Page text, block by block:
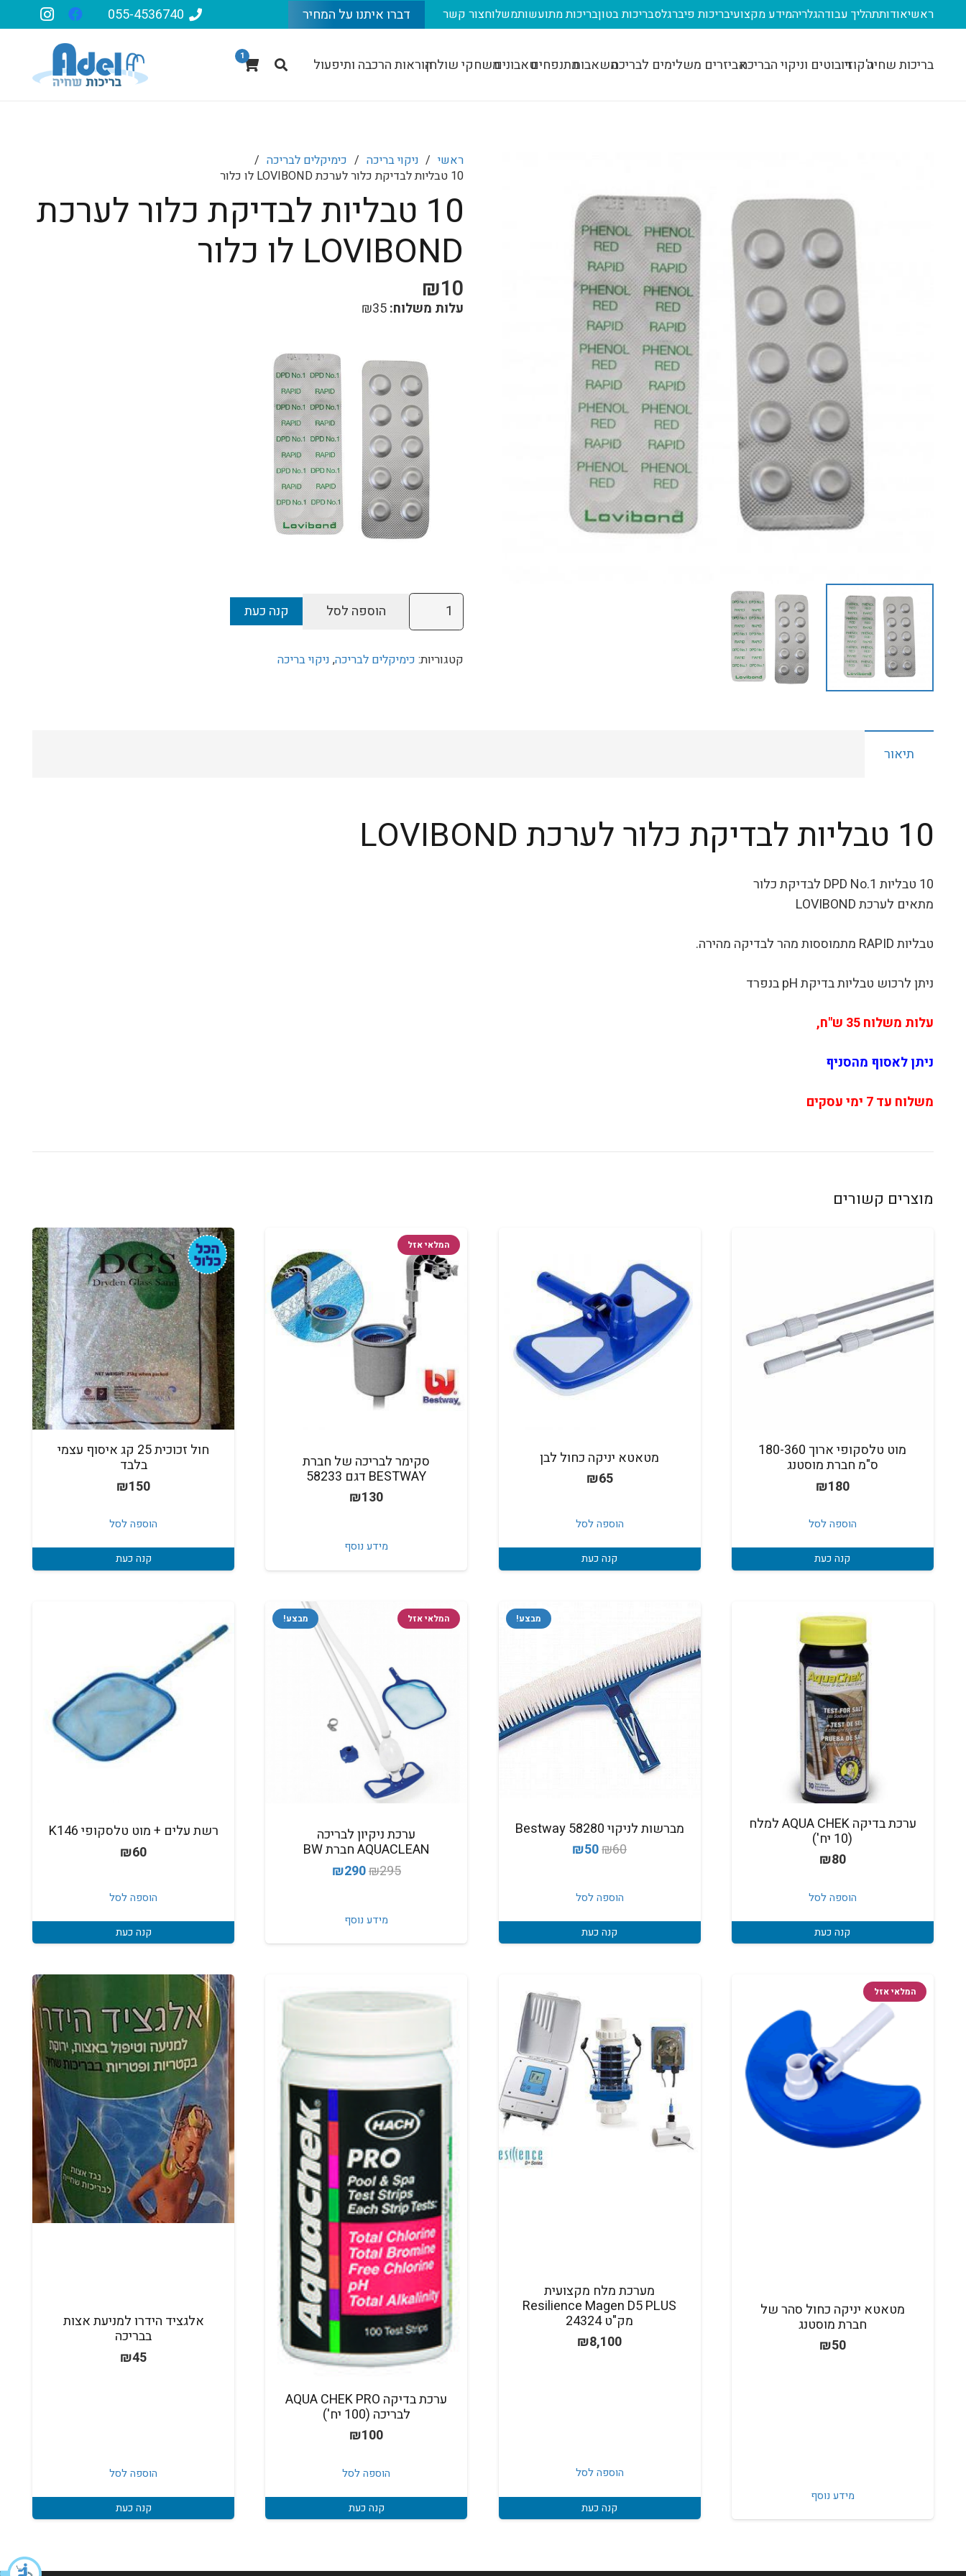
ראשיאודותתהליך עבודהגלריהמידע מקצועיבריכות פיברגלסבריכות בטוןבריכות מתועשותמשלוחצור קשר דברו איתנו על המחיר 055-4536740
בריכות שחיהג'קוזירובוטים וניקוי הבריכהאביזרים משלימים לבריכהמשאבותמתנפחיםטאבוניםמשחקי שולחןהוראות הרכבה ותיפעול 1
ראשי / ניקוי בריכה / כימיקלים לבריכה /
10 טבליות לבדיקת כלור לערכת LOVIBOND לו כלור
10 טבליות לבדיקת כלור לערכת
LOVIBOND לו כלור
₪10
עלות משלוח: ₪35
כמות
של
טבליות
הוספה לסל קנה כעת
קטגוריות: כימיקלים לבריכה, ניקוי בריכה
תיאור
10 טבליות לבדיקת כלור לערכת LOVIBOND
10 טבליות DPD No.1 לבדיקת כלור
מתאים לערכת LOVIBOND
טבליות RAPID מתמוססות מהר לבדיקה מהירה.
ניתן לרכוש טבליות בדיקת pH בנפרד
עלות משלוח 35 ש"ח,
ניתן לאסוף מהסניף
משלוח עד 7 ימי עסקים
מוצרים קשורים
מוט טלסקופי ארוך 180-360
ס"מ חברת מוסטנג
₪180
הוספה לסל
קנה כעת
מטאטא יניקה כחול לבן
₪65
הוספה לסל
קנה כעת
המלאי אזל
סקימר לבריכה של חברת
BESTWAY דגם 58233
₪130
מידע נוסף
חול זכוכית 25 קג איסוף עצמי
בלבד
₪150
הוספה לסל
קנה כעת
ערכת בדיקה AQUA CHEK למלח
(10 יח')
₪80
הוספה לסל
קנה כעת
מבצע!
מברשות לניקוי 58280 Bestway
₪60
המחיר
היה:
₪50
המחיר
הוספה לסל
קנה כעת
מבצע! המלאי אזל
ערכת ניקיון לבריכה
AQUACLEAN חברת BW
₪295
המחיר
₪295.
₪290
מידע נוסף
רשת עלים + מוט טלסקופי K146
₪60
הוספה לסל
קנה כעת
המלאי אזל
מטאטא יניקה כחול סהר של
חברת מוסטנג
₪50
מידע נוסף
מערכת מלח מקצועית
Resilience Magen D5 PLUS
מק"ט 24324
₪8,100
הוספה לסל
קנה כעת
ערכת בדיקה AQUA CHEK PRO
לבריכה (100 יח')
₪100
הוספה לסל
קנה כעת
אלגציד הידרו למניעת אצות
בבריכה
₪45
הוספה לסל
קנה כעת